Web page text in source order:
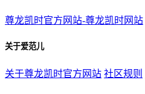
尊龙凯时官方网站-尊龙凯时网站
关于爱范儿
关于尊龙凯时官方网站 社区规则